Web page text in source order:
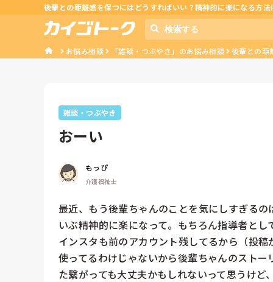
後輩との距離感を保つにはどうすればいい？精神的に楽になる方法
お悩み相談 「雑談・つぶやき」のお悩み相談 後輩との距
雑談・つぶやき
おーい
もっぴ
介護福祉士
最近、もう後輩ちゃんのことを気にしすぎる
いぶ精神的に楽になって。もちろん指導者と
インスタも前のアカウント残してるから（投
使ってるわけじゃないから後輩ちゃんのスト
た繋がっても大丈夫かもしれないって思うけ